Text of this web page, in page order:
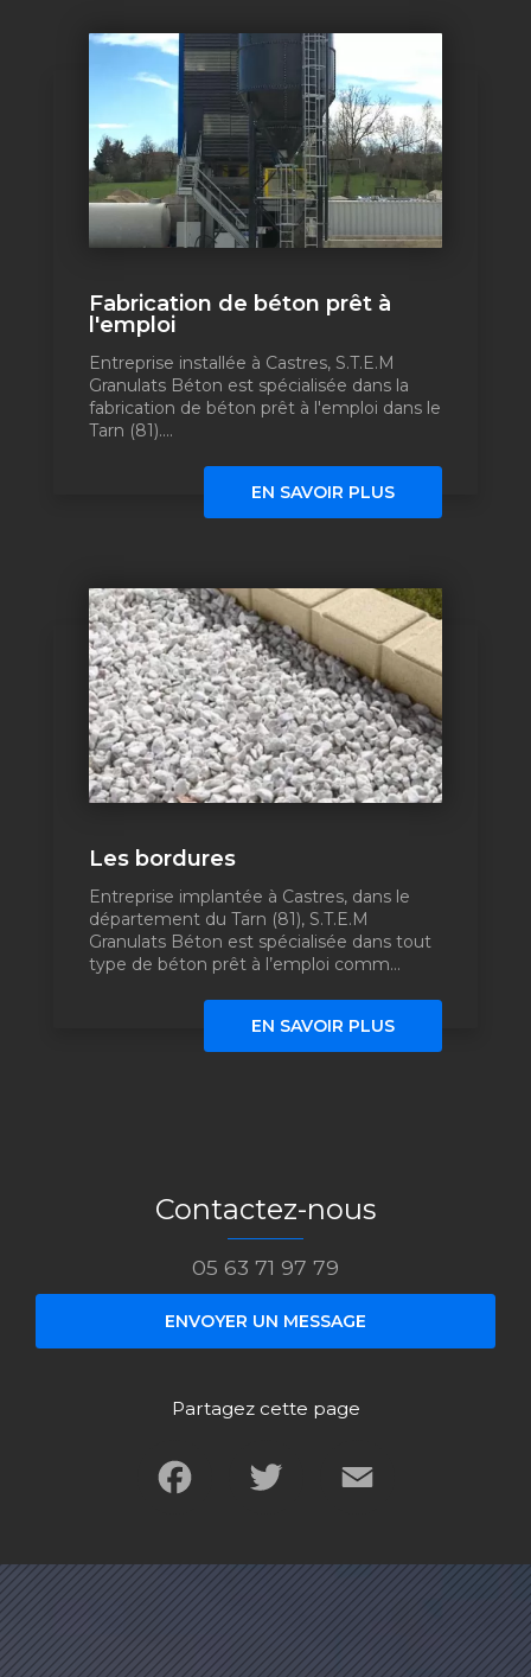
Fabrication de béton prêt à
l'emploi
Entreprise installée à Castres, S.T.E.M
Granulats Béton est spécialisée dans la
fabrication de béton prêt à l'emploi dans le
Tarn (81)....
EN SAVOIR PLUS
Les bordures
Entreprise implantée à Castres, dans le
département du Tarn (81), S.T.E.M
Granulats Béton est spécialisée dans tout
type de béton prêt à l’emploi comm...
EN SAVOIR PLUS
Contactez-nous
05 63 71 97 79
ENVOYER UN MESSAGE
Partagez cette page